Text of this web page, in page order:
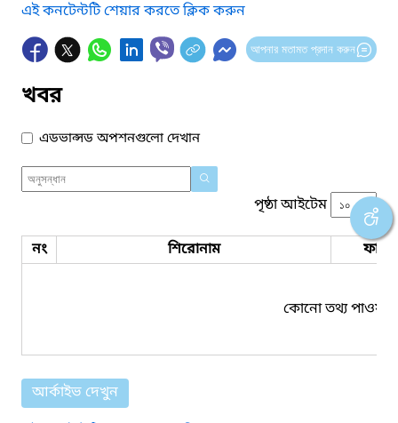
এই কনটেন্টটি শেয়ার করতে ক্লিক করুন
আপনার মতামত প্রদান করুন
খবর
এডভান্সড অপশনগুলো দেখান
পৃষ্ঠা আইটেম
নং শিরোনাম ফাইল
কোনো তথ্য পাওয়া
আর্কাইভ দেখুন